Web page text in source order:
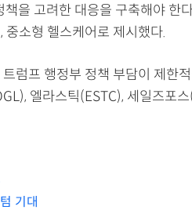
을 고려한 대응을 구축해야 한
중소형 헬스케어로 제시했다.
럼프 행정부 정책 부담이 제한
엘라스틱(ESTC), 세일즈포
기대